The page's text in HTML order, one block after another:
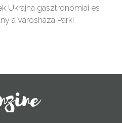
Ukrajna gasztronómiai és
a Városháza Park!